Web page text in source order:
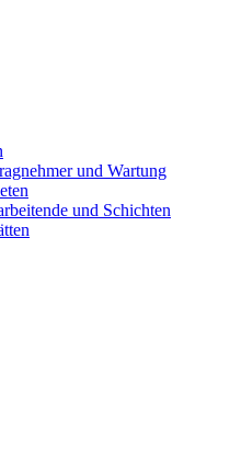
und Wartung
und Schichten